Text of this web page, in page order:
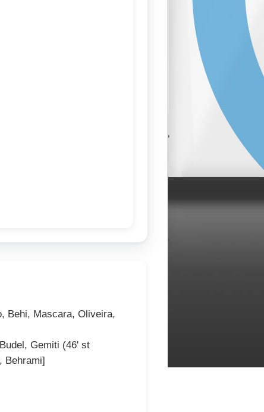
Behi, Mascara, Oliveira,
Gemiti (46' st
Behrami]